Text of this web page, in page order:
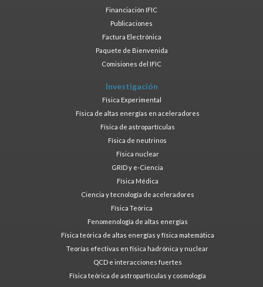
Financiación IFIC
Publicaciones
Factura Electrónica
Paquete de Bienvenida
Comisiones del IFIC
Investigación
Física Experimental
Física de altas energías en aceleradores
Física de astropartículas
Física de neutrinos
Física nuclear
GRID y e-Ciencia
Física Médica
Ciencia y tecnología de aceleradores
Física Teórica
Fenomenología de altas energías
Física teórica de altas energías y física matemática
Teorías efectivas en física hadrónica y nuclear
QCD e interacciones fuertes
Física teórica de astropartículas y cosmología